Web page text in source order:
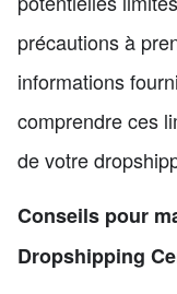
précautions à
informations
comprendre ces
de votre
Conseils pour
Dropshipping